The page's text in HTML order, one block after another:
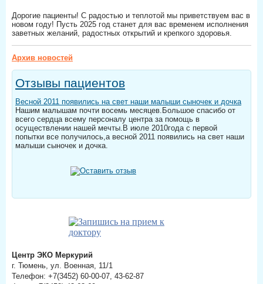
Дорогие пациенты! С радостью и теплотой мы приветствуем вас в
новом году! Пусть 2025 год станет для вас временем исполнения
заветных желаний, радостных открытий и крепкого здоровья.
Архив новостей
Отзывы пациентов
Весной 2011 появились на свет наши малыши сыночек и дочка
Нашим малышам почти восемь месяцев.Большое спасибо от
всего сердца всему персоналу центра за помощь в
осуществлении нашей мечты.В июле 2010года с первой
попытки все получилось,а весной 2011 появились на свет наши
малыши сыночек и дочка.
Центр ЭКО Меркурий
г. Тюмень, ул. Военная, 11/1
Телефон: +7(3452) 60-00-07, 43-62-87